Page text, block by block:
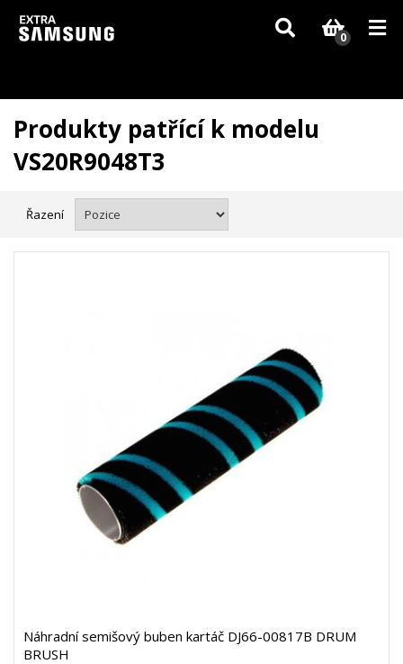
Vzhledem k aktuální situaci se může dodání dílů, které nejsou skladem,
zpozdit. Děkujeme za pochopení.
0
Produkty patřící k modelu
VS20R9048T3
Řazení
Náhradní semišový buben kartáč DJ66-00817B DRUM
BRUSH